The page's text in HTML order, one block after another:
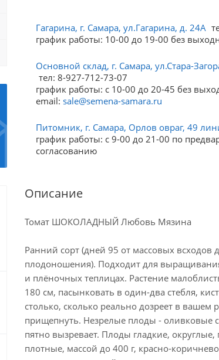
Гагарина, г. Самара, ул.Гагарина, д. 24А
график работы: 10-00 до 19-00 без
Основной склад, г. Самара, ул.Стара-
тел: 8-927-712-73-07
график работы: с 10-00 до 20-45 без
email: sale@semena-samara.ru
Питомник, г. Самара, Орлов овраг, 49
график работы: с 9-00 до 21-00 по
согласованию
Описание
Томат ШОКОЛАДНЫЙ Любовь Мязина
Ранний сорт (дней 95 от массовых всходов
плодоношения). Подходит для
и плёночных теплицах. Растение
180 см, пасынковать в один-два стебля,
столько, сколько реально дозреет в вашем
прищепнуть. Незрелые плоды - оливковые
пятно вызревает. Плоды гладкие,
плотные, массой до 400 г, красно-